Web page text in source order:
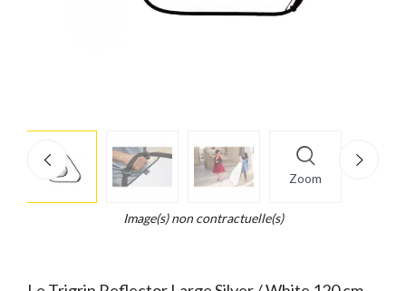
Zoom
info
Image(s) non contractuelle(s)